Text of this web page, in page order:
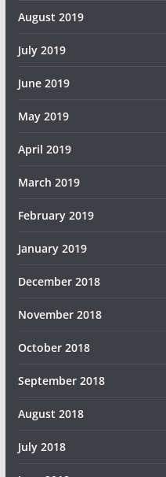
August 2019
July 2019
June 2019
May 2019
April 2019
March 2019
February 2019
January 2019
December 2018
November 2018
October 2018
September 2018
August 2018
July 2018